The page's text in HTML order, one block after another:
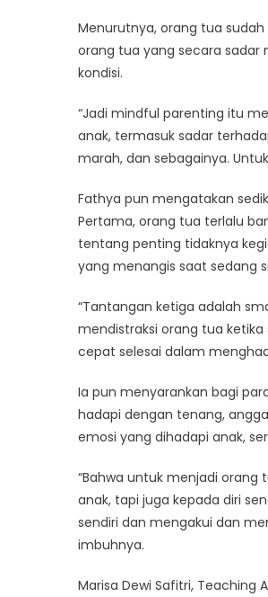
Menurutnya, orang tua
orang tua yang secara sadar
kondisi.
“Jadi mindful parenting itu
anak, termasuk sadar
marah, dan sebagainya.
Fathya pun mengatakan
Pertama, orang tua terlalu
tentang penting tidaknya
yang menangis saat sedang
“Tantangan ketiga adalah
mendistraksi orang tua
cepat selesai dalam
Ia pun menyarankan bagi
hadapi dengan tenang,
emosi yang dihadapi anak,
“Bahwa untuk menjadi orang
anak, tapi juga kepada diri
sendiri dan mengakui dan
imbuhnya.
Marisa Dewi Safitri,